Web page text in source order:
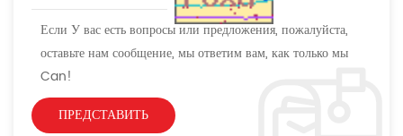
Если У вас есть вопросы или предложения, пожалуйста,
оставьте нам сообщение, мы ответим вам, как только мы
Can!